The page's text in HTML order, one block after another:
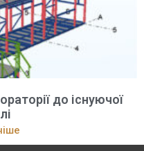
до існуючої